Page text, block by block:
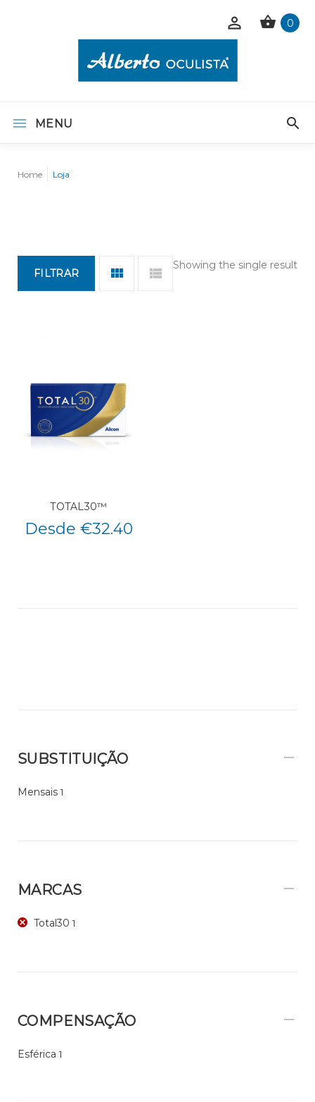
0
MENU
Home Loja
Showing the single result
FILTRAR
TOTAL30™
Desde €32.40
SUBSTITUIÇÃO
Mensais 1
MARCAS
Total30 1
COMPENSAÇÃO
Esférica 1